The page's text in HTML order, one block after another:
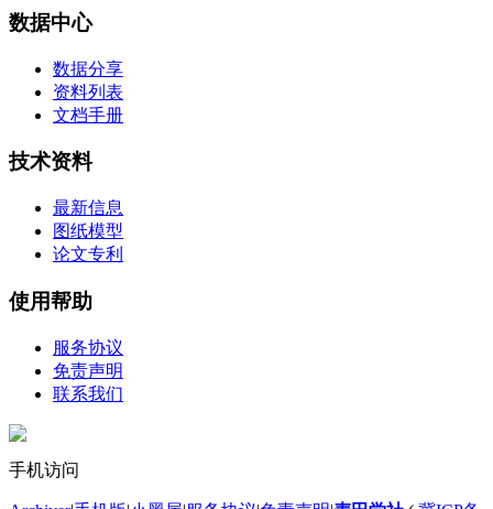
数据中心
数据分享
资料列表
文档手册
技术资料
最新信息
图纸模型
论文专利
使用帮助
服务协议
免责声明
联系我们
手机访问